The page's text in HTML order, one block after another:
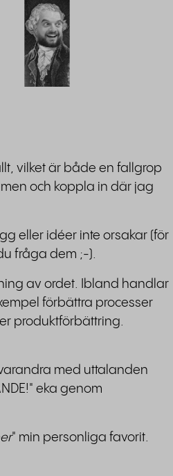
vilket är både en fallgrop
och koppla in där jag
eller idéer inte orsakar (för
fråga dem ;-).
av ordet. Ibland handlar
förbättra processer
produktförbättring.
med uttalanden
eka genom
" min personliga favorit.